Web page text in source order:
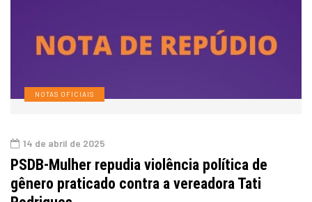
NOTAS OFICIAIS
14 de abril de 2025
PSDB-Mulher repudia violência política de
gênero praticado contra a vereadora Tati